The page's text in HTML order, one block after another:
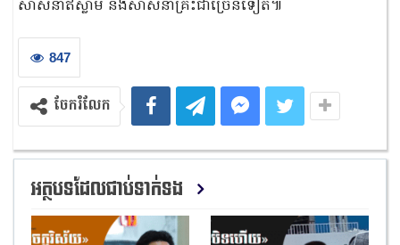
សាសនាឥស្លាម និងសាសនាគ្រឹះជាច្រើនទៀត៕
847
ចែករំលែក
អត្ថបទដែលជាប់ទាក់ទង